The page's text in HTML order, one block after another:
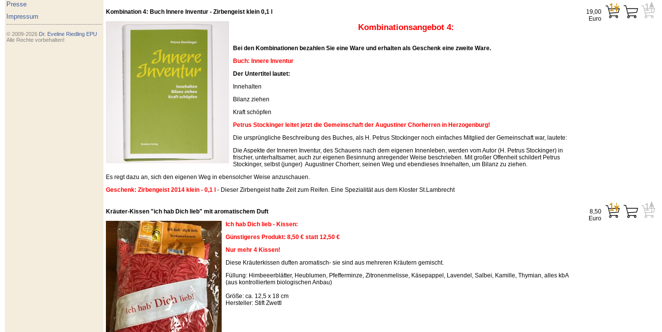
Presse
Impressum
© 2009-2026 Dr. Eveline Riedling EPU
Alle Rechte vorbehalten!
Kombination 4: Buch Innere Inventur - Zirbengeist klein 0,1 l
Kombinationsangebot 4:
Bei den Kombinationen bezahlen Sie eine Ware und erhalten als Geschenk eine zweite Ware.
Buch: Innere Inventur
Der Untertitel lautet:
Innehalten
Bilanz ziehen
Kraft schöpfen
Petrus Stockinger leitet jetzt die Gemeinschaft der Augustiner Chorherren in Herzogenburg!
Die ursprüngliche Beschreibung des Buches, als H. Petrus Stockinger noch einfaches Mitglied der Gemeinschaft war, lautete:
Die Aspekte der Inneren Inventur, des Schauens nach dem eigenen Innenleben, werden vom Autor (H. Petrus Stockinger) in
frischer, unterhaltsamer, auch zur eigenen Besinnung anregender Weise beschrieben. Mit großer Offenheit schildert Petrus
Stockinger, selbst (junger) Augustiner Chorherr, seinen Weg und ebendieses Innehalten, um Bilanz zu ziehen.
Es regt dazu an, sich den eigenen Weg in ebensolcher Weise anzuschauen.
Geschenk: Zirbengeist 2014 klein - 0,1 l - Dieser Zirbengeist hatte Zeit zum Reifen. Eine Spezialität aus dem Kloster St.Lambrecht
19,00
Euro
Kräuter-Kissen "ich hab Dich lieb" mit aromatischem Duft
Ich hab Dich lieb - Kissen:
Günstigeres Produkt: 8,50 € statt 12,50 €
Nur mehr 4 Kissen!
Diese Kräuterkissen duften aromatisch- sie sind aus mehreren Kräutern gemischt.
Füllung: Himbeeerblätter, Heublumen, Pfefferminze, Zitronenmelisse, Käsepappel, Lavendel, Salbei, Kamille, Thymian, alles kbA
(aus kontrolliertem biologischen Anbau)
Größe: ca. 12,5 x 18 cm
Hersteller: Stift Zwettl
8,50
Euro